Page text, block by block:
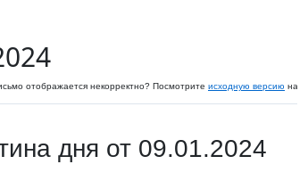
отображается некорректно? Посмотрите исходную версию на
дня от 09.01.2024